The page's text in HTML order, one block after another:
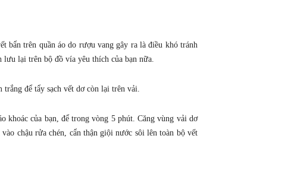
bẩn trên quần áo do rượu vang gây ra là điều khó tránh
lưu lại trên bộ đồ vía yêu thích của bạn nữa.
để tẩy sạch vết dơ còn lại trên vải.
khoác của bạn, để trong vòng 5 phút. Căng vùng vải dơ
chậu rửa chén, cẩn thận giội nước sôi lên toàn bộ vết